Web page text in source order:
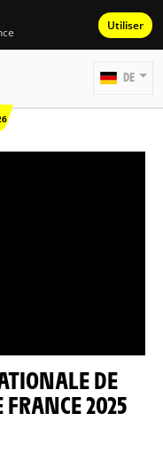
Utiliser
DE
FRANCE 2025